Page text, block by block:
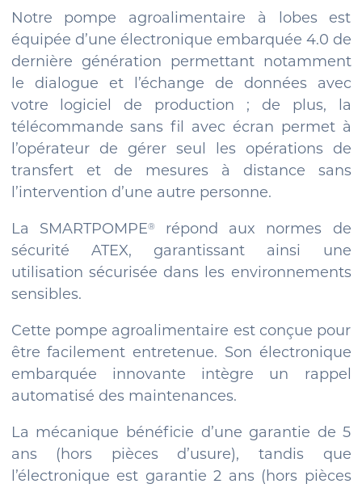
Notre pompe agroalimentaire à lobes est
équipée d’une électronique embarquée 4.0 de
dernière génération permettant notamment
le dialogue et l’échange de données avec
votre logiciel de production ; de plus, la
télécommande sans fil avec écran permet à
l’opérateur de gérer seul les opérations de
transfert et de mesures à distance sans
l’intervention d’une autre personne.
La SMARTPOMPE®
répond aux normes de
sécurité ATEX, garantissant ainsi une
utilisation sécurisée dans les environnements
sensibles.
Cette pompe agroalimentaire est conçue pour
être facilement entretenue. Son électronique
embarquée innovante intègre un rappel
automatisé des maintenances.
La mécanique bénéficie d’une garantie de 5
ans (hors pièces d’usure), tandis que
l’électronique est garantie 2 ans (hors pièces